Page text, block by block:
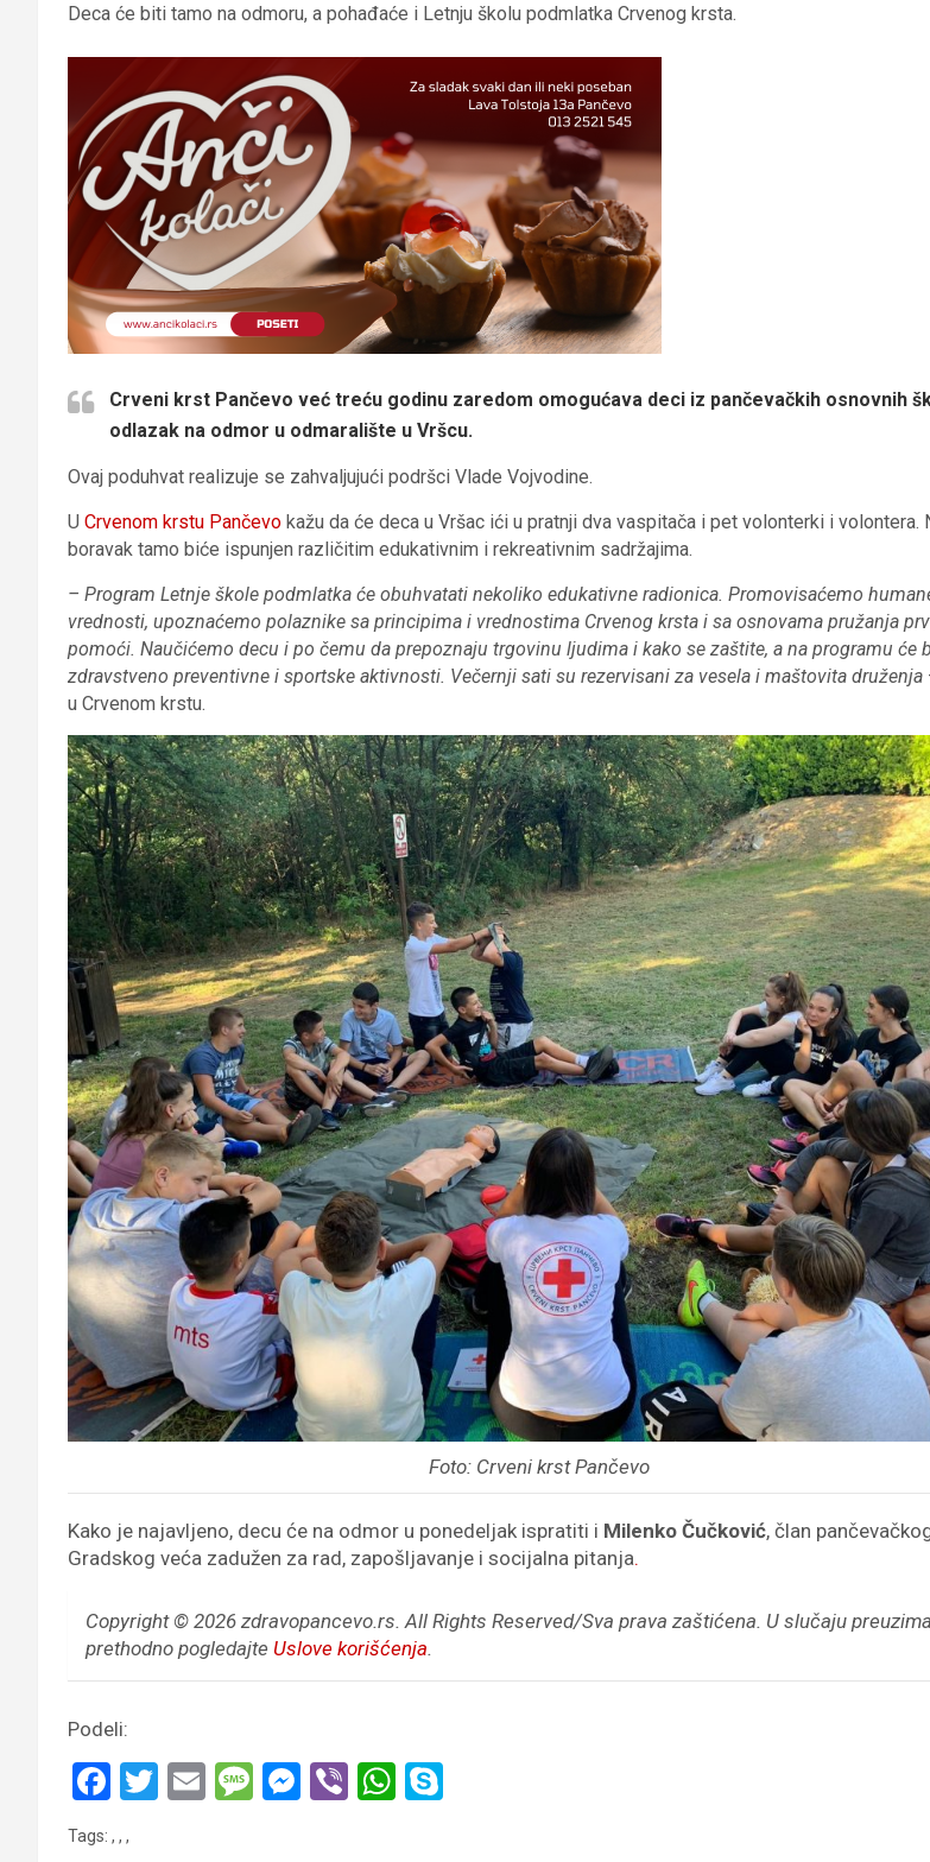
Deca će biti tamo na odmoru, a pohađaće i Letnju školu podmlatka Crvenog krsta.
Crveni krst Pančevo već treću godinu zaredom omogućava deci iz pančevačkih osnovnih
odlazak na odmor u odmaralište u Vršcu.
Ovaj poduhvat realizuje se zahvaljujući podršci Vlade Vojvodine.
U Crvenom krstu Pančevo kažu da će deca u Vršac ići u pratnji dva vaspitača i pet volonterki i volontera.
boravak tamo biće ispunjen različitim edukativnim i rekreativnim sadržajima.
– Program Letnje škole podmlatka će obuhvatati nekoliko edukativne radionica. Promovisaćemo
vrednosti, upoznaćemo polaznike sa principima i vrednostima Crvenog krsta i sa osnovama pružanja
pomoći. Naučićemo decu i po čemu da prepoznaju trgovinu ljudima i kako se zaštite, a na programu će
zdravstveno preventivne i sportske aktivnosti. Večernji sati su rezervisani za vesela i maštovita druženja
u Crvenom krstu.
Foto: Crveni krst Pančevo
Kako je najavljeno, decu će na odmor u ponedeljak ispratiti i Milenko Čučković, član
Gradskog veća zadužen za rad, zapošljavanje i socijalna pitanja.
Copyright © 2026 zdravopancevo.rs. All Rights Reserved/Sva prava zaštićena. U slučaju
prethodno pogledajte Uslove korišćenja.
Podeli:
F
T
E
M M Vi W
Tags: , , ,